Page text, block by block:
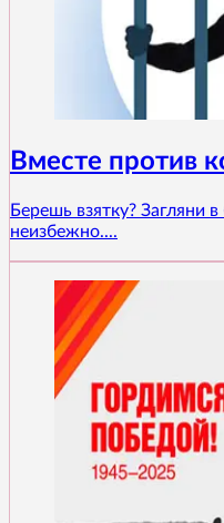
Вместе против
Берешь взятку? Загляни
неизбежно....